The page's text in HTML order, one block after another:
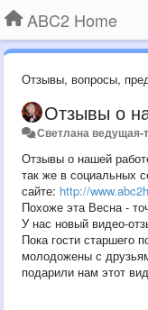
ABC2 Home
Отзывы, вопросы,
Отзывы о
Светлана ведущая-
Отзывы о нашей
так же в социальных
сайте: http://
Похоже эта Весна -
У нас новый видео-
Пока гости старшего
молодожены с
подарили нам этот